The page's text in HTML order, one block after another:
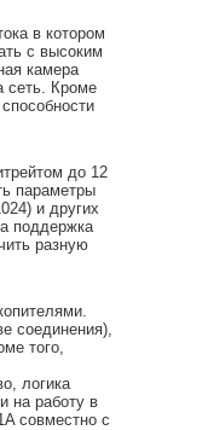
в котором
с высоким
камера
сеть. Кроме
до 12
параметры
и других
поддержка
разную
соединения),
того,
логика
на работу в
совместно с